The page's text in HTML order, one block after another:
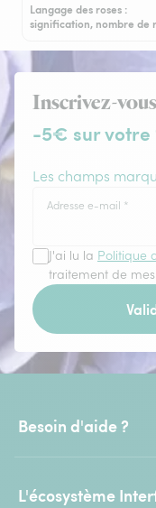
Langage des roses :
signification, nombre de
Inscrivez-
-5€ sur votre
Les champs
Adresse e-mail *
J'ai lu la Politique
traitement de
Besoin d'aide ?
L'écosystème